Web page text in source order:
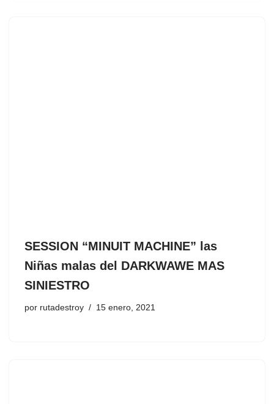
SESSION “MINUIT MACHINE” las
Niñas malas del DARKWAWE MAS
SINIESTRO
por rutadestroy 15 enero, 2021